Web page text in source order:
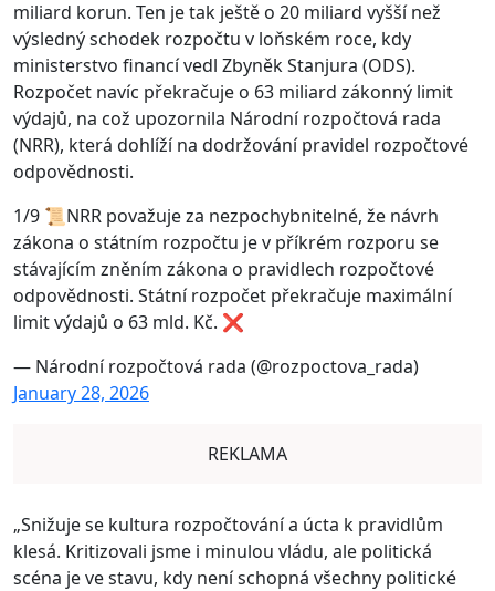
miliard korun. Ten je tak ještě o 20 miliard vyšší než
výsledný schodek rozpočtu v loňském roce, kdy
ministerstvo financí vedl Zbyněk Stanjura (ODS).
Rozpočet navíc překračuje o 63 miliard zákonný limit
výdajů, na což upozornila Národní rozpočtová rada
(NRR), která dohlíží na dodržování pravidel rozpočtové
odpovědnosti.
1/9 📜NRR považuje za nezpochybnitelné, že návrh
zákona o státním rozpočtu je v příkrém rozporu se
stávajícím zněním zákona o pravidlech rozpočtové
odpovědnosti. Státní rozpočet překračuje maximální
limit výdajů o 63 mld. Kč. ❌
— Národní rozpočtová rada (@rozpoctova_rada)
January 28, 2026
REKLAMA
„Snižuje se kultura rozpočtování a úcta k pravidlům
klesá. Kritizovali jsme i minulou vládu, ale politická
scéna je ve stavu, kdy není schopná všechny politické